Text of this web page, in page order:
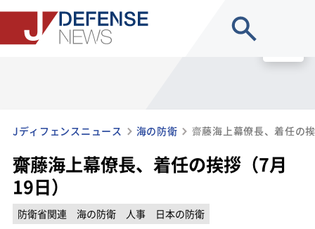
Jディフェンスニュース 海の防衛 齋藤海上幕僚長、着任の
齋藤海上幕僚長、着任の挨拶（7月
19日）
防衛省関連 海の防衛 人事
日本の防衛